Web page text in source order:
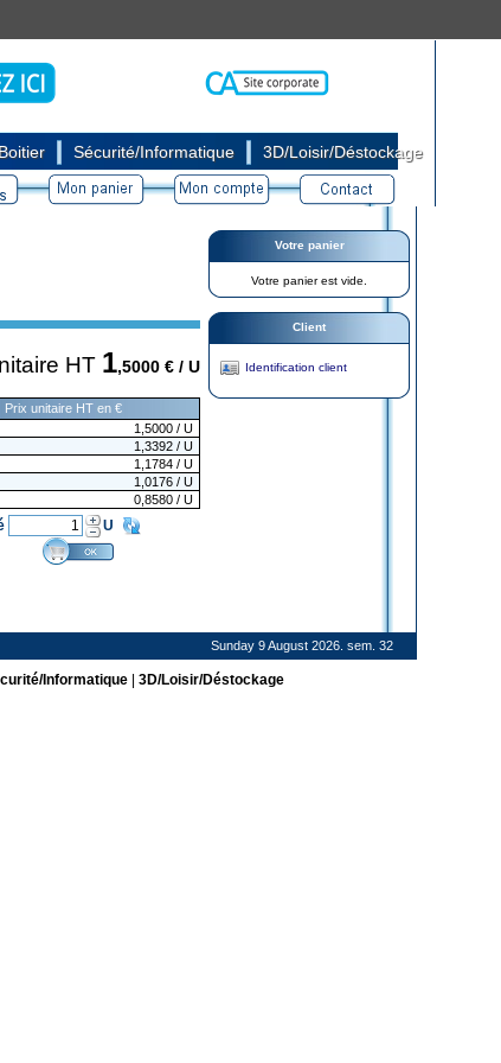
Sécurité/Informatique 3D/Loisir/Déstockage
HT 1,5000 € / U
Prix unitaire HT en €
1,5000 / U
1,3392 / U
1,1784 / U
1,0176 / U
0,8580 / U
U
Votre panier
Votre panier est vide.
Client
Identification client
Sunday 9 August 2026. sem. 32
Informatique| 3D/Loisir/Déstockage